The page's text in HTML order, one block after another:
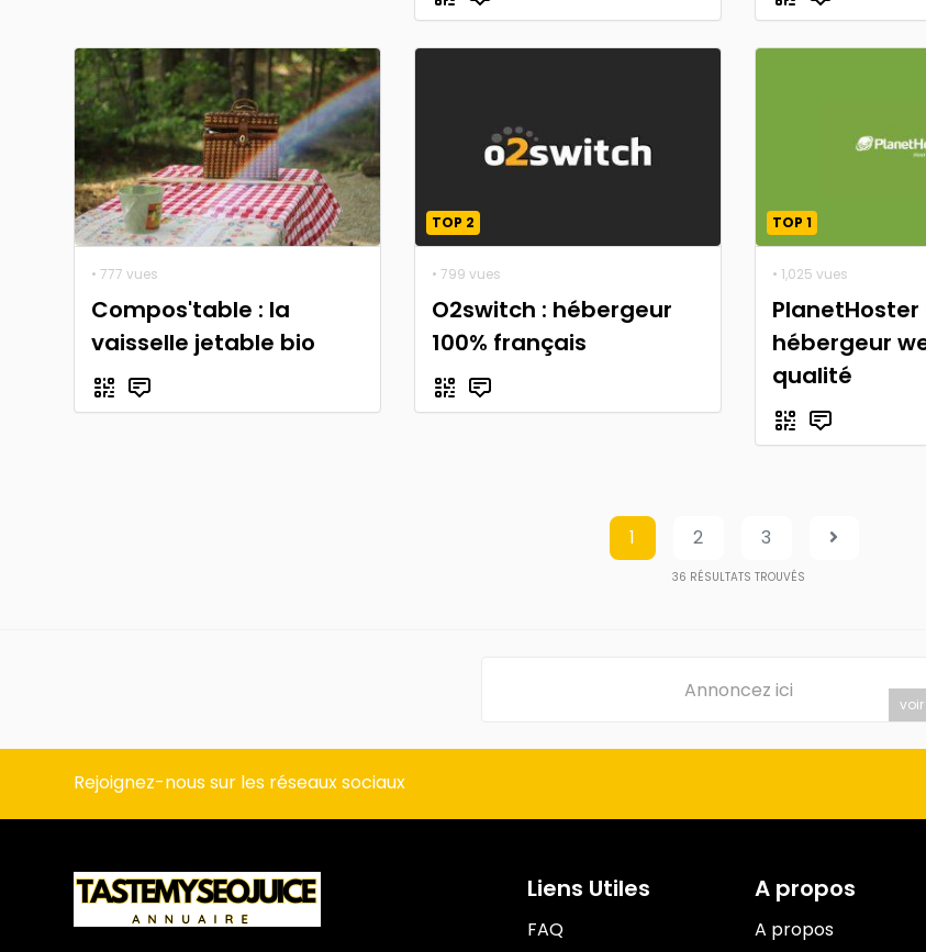
• 777 vues
Compos'table : la
vaisselle jetable bio
TOP 2
• 799 vues
O2switch : hébergeur
100% français
TOP 1
• 1,025 vues
PlanetHoster
hébergeur
qualité
1 2 3
36 RÉSULTATS TROUVÉS
Annoncez ici
Rejoignez-nous sur les réseaux sociaux
Liens Utiles
FAQ
A propos
A propos